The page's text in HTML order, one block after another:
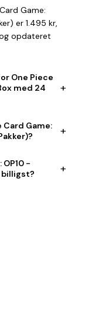
Game:
er 1.495 kr,
opdateret
One Piece
med 24
+
Card Game:
+
-
billigst?
+